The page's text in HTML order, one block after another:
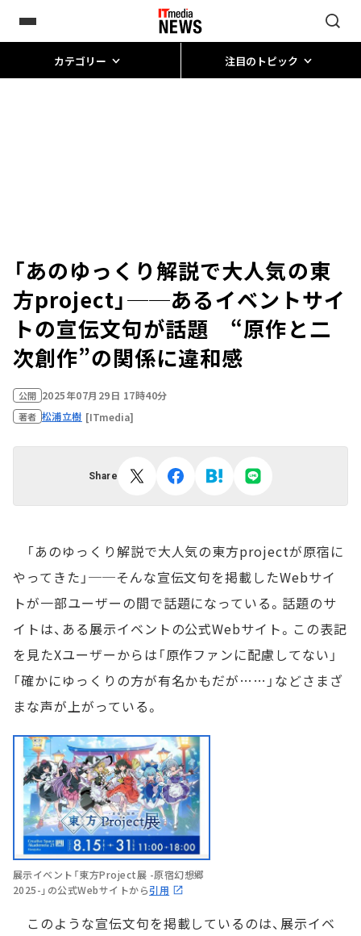
カテゴリー 注目のトピック
「あのゆっくり解説で大人気の東
方project」──あるイベントサイ
トの宣伝文句が話題 “原作と二
次創作”の関係に違和感
公開 2025年07月29日 17時40分
著者 松浦立樹 [ITmedia]
Share
「あのゆっくり解説で大人気の東方projectが原宿に
やってきた」──そんな宣伝文句を掲載したWebサイ
トが一部ユーザーの間で話題になっている。話題のサ
イトは、ある展示イベントの公式Webサイト。この表記
を見たXユーザーからは「原作ファンに配慮してない」
「確かにゆっくりの方が有名かもだが……」などさまざ
まな声が上がっている。
展示イベント「東方Project展 -原宿幻想郷
2025-」の公式Webサイトから引用
このような宣伝文句を掲載しているのは、展示イベ